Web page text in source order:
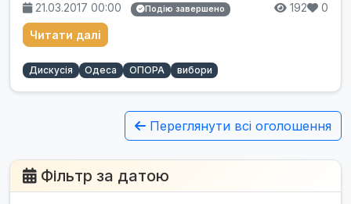
21.03.2017 00:00 Подію завершено 192 0
Читати далі
Дискусія Одеса ОПОРА вибори
Переглянути всі оголошення
Фільтр за датою